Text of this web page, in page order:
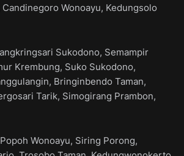
Wonoayu, Kedungsolo
Sukodono, Semampir
Krembung, Suko Sukodono,
Bringinbendo Taman,
Tarik, Simogirang Prambon,
Wonoayu, Siring Porong,